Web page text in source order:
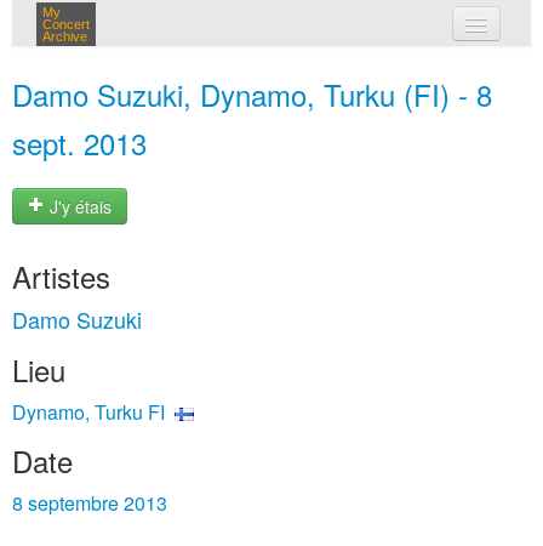
My
Concert
Archive
Damo Suzuki, Dynamo, Turku (FI) - 8
sept. 2013
J'y étais
Artistes
Damo Suzuki
Lieu
Dynamo, Turku FI
Date
8 septembre 2013